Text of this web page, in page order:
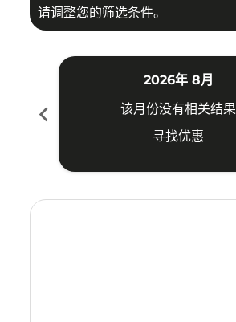
请调整您的筛选条件。
chevron_left
2026年 8月
该月份没有相关结果
寻找优惠